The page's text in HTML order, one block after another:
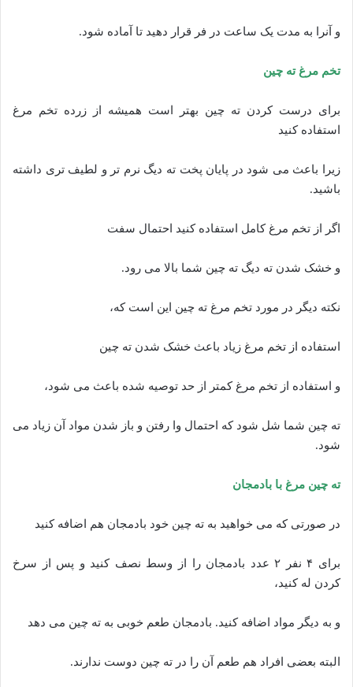
و آنرا به مدت یک ساعت در فر قرار دهید تا آماده شود.
تخم مرغ ته چین
برای درست کردن ته چین بهتر است همیشه از زرده تخم مرغ
استفاده کنید
زیرا باعث می شود در پایان پخت ته دیگ نرم تر و لطیف تری داشته
باشید.
اگر از تخم مرغ کامل استفاده کنید احتمال سفت
و خشک شدن ته دیگ ته چین شما بالا می رود.
نکته دیگر در مورد تخم مرغ ته چین این است که،
استفاده از تخم مرغ زیاد باعث خشک شدن ته چین
و استفاده از تخم مرغ کمتر از حد توصیه شده باعث می شود،
ته چین شما شل شود که احتمال وا رفتن و باز شدن مواد آن زیاد می
شود.
ته چین مرغ با بادمجان
در صورتی که می خواهید به ته چین خود بادمجان هم اضافه کنید
برای ۴ نفر ۲ عدد بادمجان را از وسط نصف کنید و پس از سرخ
کردن له کنید،
و به دیگر مواد اضافه کنید. بادمجان طعم خوبی به ته چین می دهد
البته بعضی افراد هم طعم آن را در ته چین دوست ندارند.